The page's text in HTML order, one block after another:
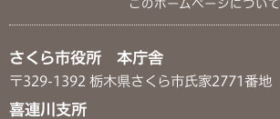
このホームページについて
さくら市役所 本庁舎
〒329-1392 栃木県さくら市氏家2771番地
喜連川支所